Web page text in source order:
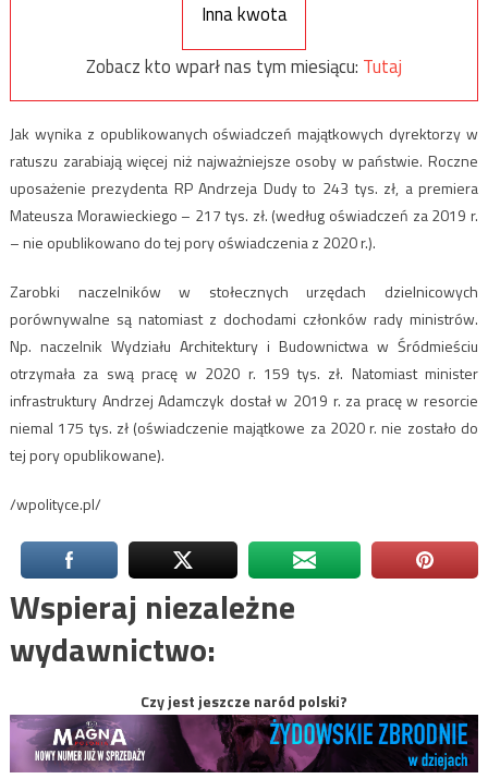
Inna kwota
Zobacz kto wparł nas tym miesiącu: Tutaj
Jak wynika z opublikowanych oświadczeń majątkowych dyrektorzy w
ratuszu zarabiają więcej niż najważniejsze osoby w państwie. Roczne
uposażenie prezydenta RP Andrzeja Dudy to 243 tys. zł, a premiera
Mateusza Morawieckiego – 217 tys. zł. (według oświadczeń za 2019 r.
– nie opublikowano do tej pory oświadczenia z 2020 r.).
Zarobki naczelników w stołecznych urzędach dzielnicowych
porównywalne są natomiast z dochodami członków rady ministrów.
Np. naczelnik Wydziału Architektury i Budownictwa w Śródmieściu
otrzymała za swą pracę w 2020 r. 159 tys. zł. Natomiast minister
infrastruktury Andrzej Adamczyk dostał w 2019 r. za pracę w resorcie
niemal 175 tys. zł (oświadczenie majątkowe za 2020 r. nie zostało do
tej pory opublikowane).
/wpolityce.pl/
Wspieraj niezależne
wydawnictwo:
Czy jest jeszcze naród polski?